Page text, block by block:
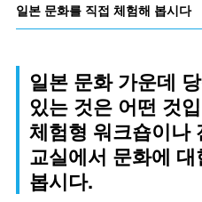
일본 문화를 직접 체험해 봅시다
일본 문화 가운데
있는 것은 어떤 것
체험형 워크숍이나
교실에서 문화에
봅시다.